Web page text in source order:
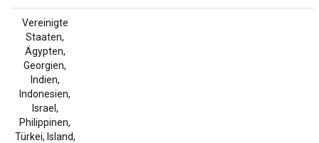
Vereinigte
Staaten,
Ägypten,
Georgien,
Indien,
Indonesien,
Israel,
Philippinen,
Türkei, Island,